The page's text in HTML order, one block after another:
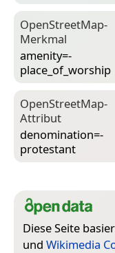
Open­Street­Map-
Merkmal
amenity=­
place_of_worship
Open­Street­Map-
Attribut
denomination=­
protestant
Diese Seite
und Wikimedia